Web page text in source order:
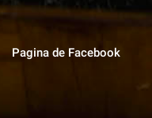
Pagina de Facebook